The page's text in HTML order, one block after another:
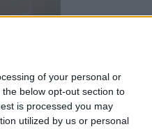
of your personal or
below opt-out section to
is processed you may
utilized by us or personal